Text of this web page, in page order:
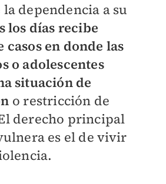
la dependencia a su
los días recibe
casos en donde las
o adolescentes
situación de
o restricción de
derecho principal
es el de vivir